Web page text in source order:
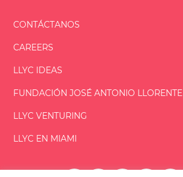
CONTÁCTANOS
CAREERS
LLYC IDEAS
FUNDACIÓNJOSÉ ANTONIO LLORENTE
LLYC VENTURING
LLYC EN MIAMI